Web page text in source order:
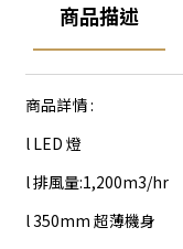
商品描述
商品詳情 :
l LED 燈
l 排風量:1,200m3/hr
l 350mm 超薄機身